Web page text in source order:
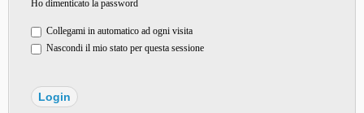
Ho dimenticato la password
Collegami in automatico ad ogni visita
Nascondi il mio stato per questa sessione